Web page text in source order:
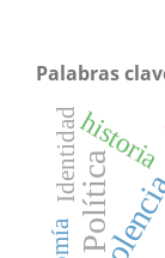
Palabras
Política
historia
Identidad